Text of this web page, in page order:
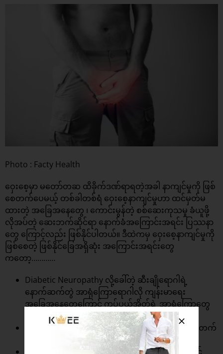
Photo : Facty Health
ဝှေးစေ့မှာ မတော်တဆ ထိခိုက်ဒဏ်ရာရတဲ့အခါ နာကျင်မှုကို ဖြစ်
စေတက်ပေမယ့် တစ်ခါတစ်ရံ ဝှေးစေ့နာကျင်မှုဟာ ထင်မှတ်မ
ထားတဲ့ အခြေအနေတွေ ၊ ကောင်းမွန်တဲ့ စစ်ဆေးကုသမှု ခံယူဖို့
လိုအပ်တဲ့ ဆေးဘက်ဆိုင်ရာ နောက်ခံအကြောင်းအရင်း ပြဿနာ
တွေ ကြောင့်လည်း ဖြစ်နိုင်ပါတယ်။ ဒီထဲကမှ ဝှေးစေ့နာကျင်မှုကို
ဖြစ်စေတဲ့ ဖြစ်နိုင်ခြေအရှိဆုံး အကြောင်းအရင်းတွေ
ကတော့…………
Diabetic Neuropathy လို့ခေါ်တဲ့ ဆီးချိုရောဂါရဲ့
နောက်ဆက်တွဲ အာရုံကြောရောဂါလို ကျန်းမာရေး
အခြေအနေတွေကြောင့် ကပ်ပယ်အိတ်ရဲ့ အာရုံကြောတွေ
ထိခိုက်ပျက်စီးခြင်း
Epididymitis သို့မဟုတ် STI Chlamydia ကြောင့်ဖြစ်တက်
Gangrene သို့မဟုတ် တစ်ရှူးတွေ ပျက်စီးခြင်းကြောင့်